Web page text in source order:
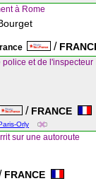
à Rome
/
et de
/ FRANCE
Orly
sur une autoroute
FRANCE